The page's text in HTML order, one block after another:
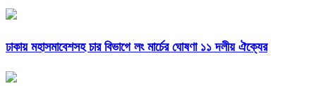
ঢাকায় মহাসমাবেশসহ চার বিভাগে লং মার্চের ঘোষণা ১১ দলীয় ঐক্যের